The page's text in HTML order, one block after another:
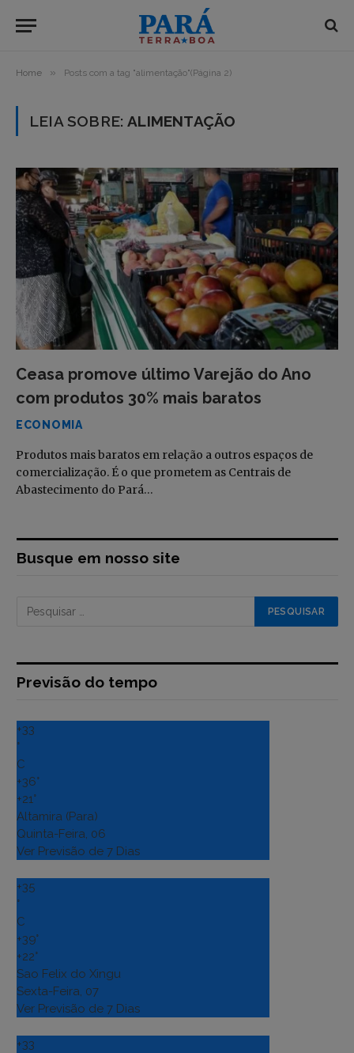
Home » Posts com a tag "alimentação"(Página 2)
LEIA SOBRE:ALIMENTAÇÃO
Ceasa promove último Varejão do Ano
com produtos 30% mais baratos
ECONOMIA
Produtos mais baratos em relação a outros espaços de
comercialização. É o que prometem as Centrais de
Abastecimento do Pará…
Busque em nosso site
Previsão do tempo
+33
°
C
+36°
+21°
Altamira (Para)
Quinta-Feira, 06
Ver Previsão de 7 Dias
+35
°
C
+39°
+22°
Sao Felix do Xingu
Sexta-Feira, 07
Ver Previsão de 7 Dias
+33